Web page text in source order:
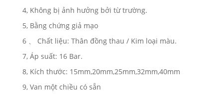
4, Không bị ảnh hưởng bởi từ trường.
5, Bằng chứng giả mạo
6 、 Chất liệu: Thân đồng thau / Kim loại màu.
7, Áp suất: 16 Bar.
8, Kích thước: 15mm,20mm,25mm,32mm,40mm
9, Van một chiều có sẵn